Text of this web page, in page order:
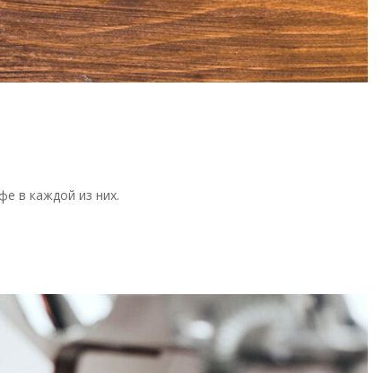
в каждой из них.